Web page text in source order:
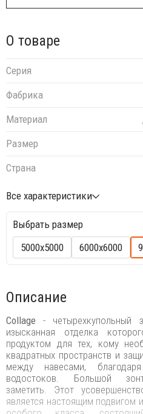
О товаре
Серия
Фабрика
Материал
Размер
Страна
Все характеристики
Выбрать размер
5000х5000
6000х6000
Описание
Collage- четырехкупольный
изысканная отделка
продуктом для тех, кому
квадратных пространств и
между навесами,
водостоков. Большой
заметить. Этот
является настоящим подвигом